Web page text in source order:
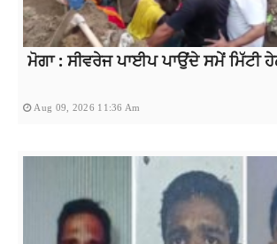
ਮੋਗਾ : ਸੀਵਰੇਜ ਪਾਈਪ ਪਾਉਂਦੇ ਸਮੇਂ ਮਿੱਟੀ
Aug 09, 2026 11:36 Am